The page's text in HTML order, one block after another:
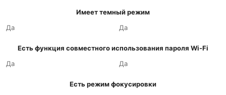
Имеет темный режим
Да
Да
Есть функция совместного использования пароля Wi-Fi
Да
Да
Есть режим фокусировки